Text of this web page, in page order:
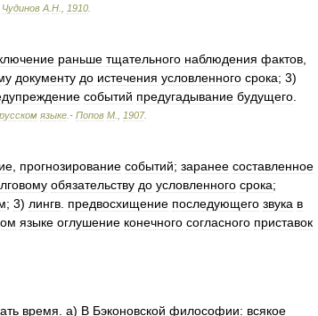
Чудинов А Н 1910
раньше тщательного наблюдения фактов
документу до истечения условленного срока; 3)
событий предугадывание будущего
русском языке .- Попов М 1907.
прогнозирование событий; заранее составленное
обязательству до условленного срока;
; 3) лингв предвосхищение последующего звука в
языке оглушение конечного согласного приставок
время а) В Бэконовской философии: всякое